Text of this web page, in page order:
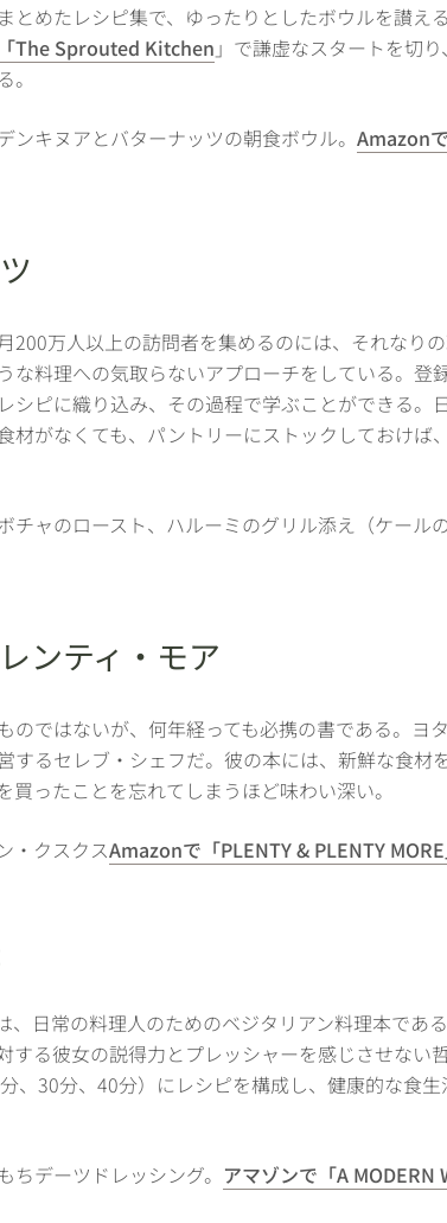
とめたレシピ集で、ゆったりとしたボウルを讃え
「The Sprouted Kitchen 」で謙虚なスタートを切
キヌアとバターナッツの朝食ボウル。 Amazon
200万人以上の訪問者を集めるのには、それなり
な料理への気取らないアプローチをしている。登
シピに織り込み、その過程で学ぶことができる
材がなくても、パントリーにストックしておけば
チャのロースト、ハルーミのグリル添え（ケール
ンティ・モア
のではないが、何年経っても必携の書である。ヨ
するセレブ・シェフだ。彼の本には、新鮮な食材
買ったことを忘れてしまうほど味わい深い。
・クスクスAmazonで「PLENTY & PLENTY
、日常の料理人のためのベジタリアン料理本であ
する彼女の説得力とプレッシャーを感じさせない
、30分、40分）にレシピを構成し、健康的な食
デーツドレッシング。 アマゾンで「A MODERN